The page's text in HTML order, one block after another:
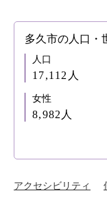
多久市の人口・
人口
17,112人
女性
8,982人
アクセシビリティ